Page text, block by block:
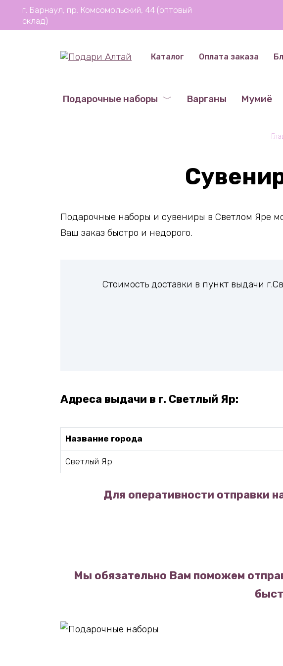
Перейти
содержанию
г. Барнаул, пр. Комсомольский, 44 (оптовый
склад)
Каталог Оплата заказа
Подарочные наборы Варганы Мумиё
Подарочные наборы и сувениры в Светлом Яре
Ваш заказ быстро и недорого.
Стоимость доставки в пункт выдачи
Адреса выдачи в г. Светлый Яр:
Название города
Светлый Яр
Для оперативности отправки
Мы обязательно Вам поможем